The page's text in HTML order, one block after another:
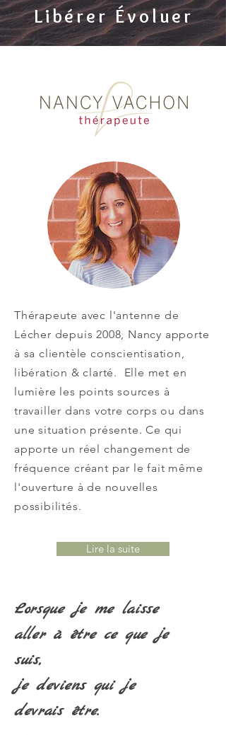
Libérer Évoluer
Thérapeute avec l'antenne de
Lécher depuis 2008, Nancy apporte
à sa clientèle conscientisation,
libération & clarté. Elle met en
lumière les points sources à
travailler dans votre corps ou dans
une situation présente. Ce qui
apporte un réel changement de
fréquence créant par le fait même
l'ouverture à de nouvelles
possibilités.
Lire la suite
Lorsque je me laisse
aller à être ce que je
suis,
je deviens qui je
devrais être.